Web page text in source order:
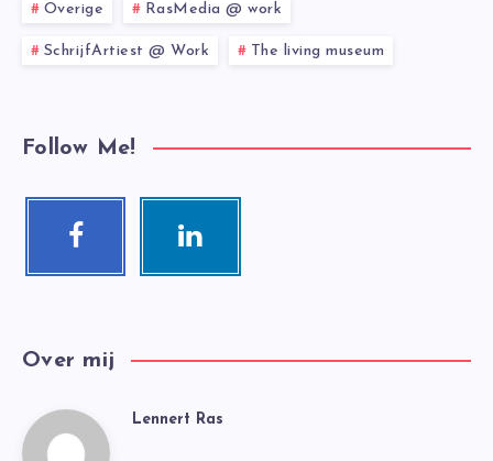
Overige RasMedia @ work
SchrijfArtiest @ Work The living museum
Follow Me!
Facebook Linkedin
Over mij
LennertLennert Ras